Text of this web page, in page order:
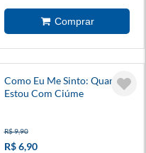
Como Eu Me Sinto: Quando
Estou Com Ciúme
R$ 9,90
R$ 6,90